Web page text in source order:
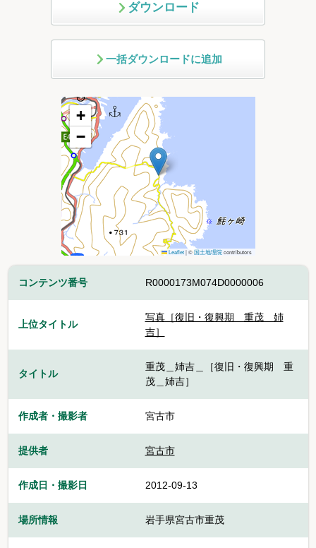
ダウンロード
一括ダウンロードに追加
+
−
Leaflet |©国土地理院contributors
コンテンツ番号 R0000173M074D0000006
上位タイトル
写真［復旧・復興期 重茂＿姉
吉］
タイトル
重茂＿姉吉＿［復旧・復興期 重
茂＿姉吉］
作成者・撮影者 宮古市
提供者 宮古市
作成日・撮影日 2012-09-13
場所情報 岩手県宮古市重茂